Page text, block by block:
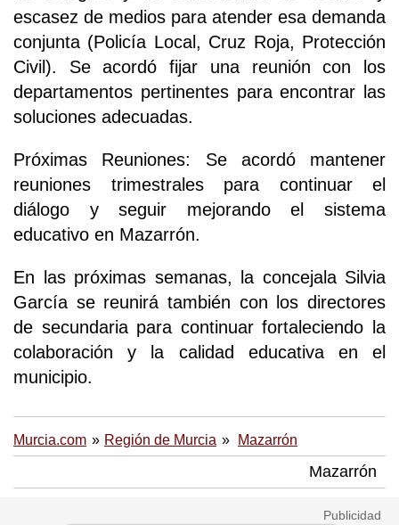
escasez de medios para atender esa demanda
conjunta (Policía Local, Cruz Roja, Protección
Civil). Se acordó fijar una reunión con los
departamentos pertinentes para encontrar las
soluciones adecuadas.
Próximas Reuniones: Se acordó mantener
reuniones trimestrales para continuar el
diálogo y seguir mejorando el sistema
educativo en Mazarrón.
En las próximas semanas, la concejala Silvia
García se reunirá también con los directores
de secundaria para continuar fortaleciendo la
colaboración y la calidad educativa en el
municipio.
Murcia.com Región de Murcia Mazarrón
Mazarrón